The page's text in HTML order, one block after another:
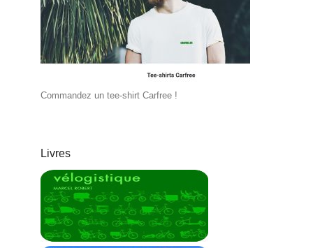
Commandez un tee-shirt Carfree !
Livres